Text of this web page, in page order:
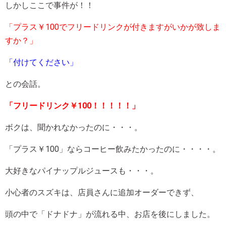
しかしここで事件が！！
「プラス￥100でフリードリンクが付きますがいかが致しま
すか？」
「付けてください」
との会話。
「フリードリンク￥100！！！！！」
ボクは、聞かれなかったのに・・・。
「プラス￥100」ならコーヒー飲みたかったのに・・・・。
大好きなパイナップルジュースも・・・。
小心者のスズキは、店員さんに追加オーダーできず、
頭の中で「ドナドナ」が流れる中、お店を後にしました。